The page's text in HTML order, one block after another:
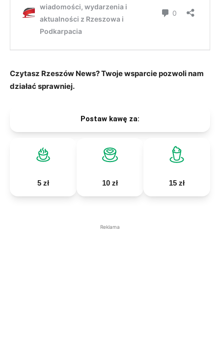
Czytasz Rzeszów News? Twoje wsparcie pozwoli nam
działać sprawniej.
Postaw kawę za:
5 zł 10 zł 15 zł
Reklama